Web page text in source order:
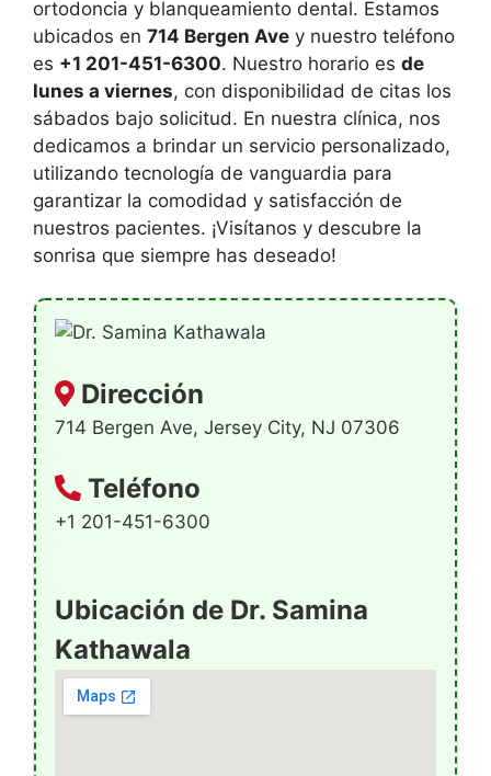
ortodoncia y blanqueamiento dental. Estamos
ubicados en 714 Bergen Ave y nuestro teléfono
es +1 201-451-6300. Nuestro horario es de
lunes a viernes, con disponibilidad de citas los
sábados bajo solicitud. En nuestra clínica, nos
dedicamos a brindar un servicio personalizado,
utilizando tecnología de vanguardia para
garantizar la comodidad y satisfacción de
nuestros pacientes. ¡Visítanos y descubre la
sonrisa que siempre has deseado!
Dirección
714 Bergen Ave, Jersey City, NJ 07306
Teléfono
+1 201-451-6300
Ubicación de Dr. Samina
Kathawala